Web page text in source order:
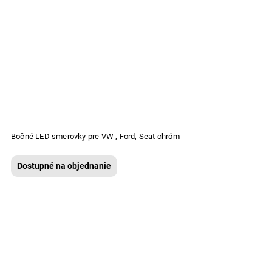
Bočné LED smerovky pre VW , Ford, Seat chróm
Dostupné na objednanie